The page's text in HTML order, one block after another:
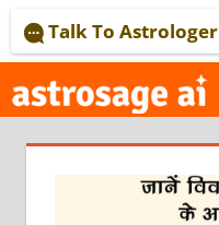
to
content
Talk To Astrologer